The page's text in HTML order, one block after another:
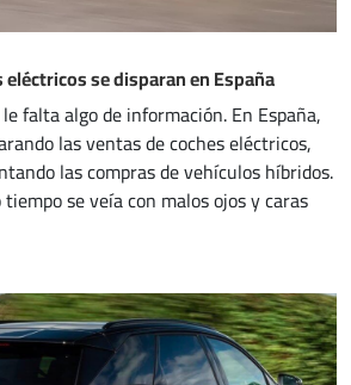
se disparan en España
falta algo de información. En España,
las ventas de coches eléctricos,
las compras de vehículos híbridos.
se veía con malos ojos y caras